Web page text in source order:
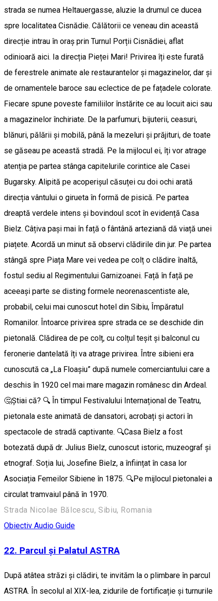
strada se numea Heltauergasse, aluzie la drumul ce ducea
spre localitatea Cisnădie. Călătorii ce veneau din această
direcție intrau în oraș prin Turnul Porții Cisnădiei, aflat
odinioară aici. Ia direcția Pieței Mari! Privirea îți este furată
de ferestrele animate ale restaurantelor și magazinelor, dar și
de ornamentele baroce sau eclectice de pe fațadele colorate.
Fiecare spune poveste familiilor înstărite ce au locuit aici sau
a magazinelor închiriate. De la parfumuri, bijuterii, ceasuri,
blănuri, pălării și mobilă, până la mezeluri și prăjituri, de toate
se găseau pe această stradă. Pe la mijlocul ei, îți vor atrage
atenția pe partea stânga capitelurile corintice ale Casei
Bugarsky. Alipită pe acoperișul căsuței cu doi ochi arată
direcția vântului o girueta în formă de pisică. Pe partea
dreaptă verdele intens și bovindoul scot în evidență Casa
Bielz. Câțiva pași mai în față o fântână arteziană dă viață unei
piațete. Acordă un minut să observi clădirile din jur. Pe partea
stângă spre Piața Mare vei vedea pe colț o clădire înaltă,
fostul sediu al Regimentului Garnizoanei. Față în față pe
aceeași parte se disting formele neorenascentiste ale,
probabil, celui mai cunoscut hotel din Sibiu, Împăratul
Romanilor. Întoarce privirea spre strada ce se deschide din
pietonală. Clădirea de pe colț, cu colțul teșit și balconul cu
feronerie dantelată îți va atrage privirea. Între sibieni era
cunoscută ca „La Floașiu” după numele comerciantului care a
deschis în 1920 cel mai mare magazin românesc din Ardeal.
🤔Știai că? 🔍 În timpul Festivalului Internațional de Teatru,
pietonala este animată de dansatori, acrobați și actori în
spectacole de stradă captivante. 🔍Casa Bielz a fost
botezată după dr. Julius Bielz, cunoscut istoric, muzeograf și
etnograf. Soția lui, Josefine Bielz, a înființat în casa lor
Asociația Femeilor Sibiene în 1875. 🔍Pe mijlocul pietonalei a
circulat tramvaiul până în 1970.
Strada Nicolae Bălcescu, Sibiu, Romania
Obiectiv Audio Guide
22. Parcul și Palatul ASTRA
După atâtea străzi și clădiri, te invităm la o plimbare în parcul
ASTRA. În secolul al XIX-lea, zidurile de fortificație și turnurile